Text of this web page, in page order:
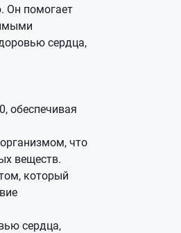
Он помогает
сердца,
обеспечивая
что
веществ.
который
сердца,